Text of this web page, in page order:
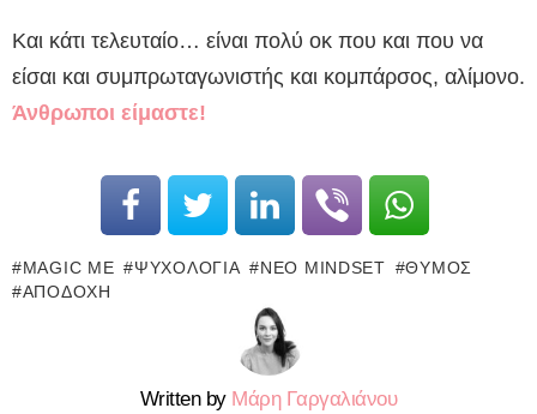
Και κάτι τελευταίο… είναι πολύ οκ που και που να
είσαι και συμπρωταγωνιστής και κομπάρσος, αλίμονο.
Άνθρωποι είμαστε!
MAGIC ME ΨΥΧΟΛΟΓΊΑ ΝΈΟ MINDSET
ΘΥΜΌΣ
ΑΠΟΔΟΧΉ
Written by Μάρη Γαργαλιάνου